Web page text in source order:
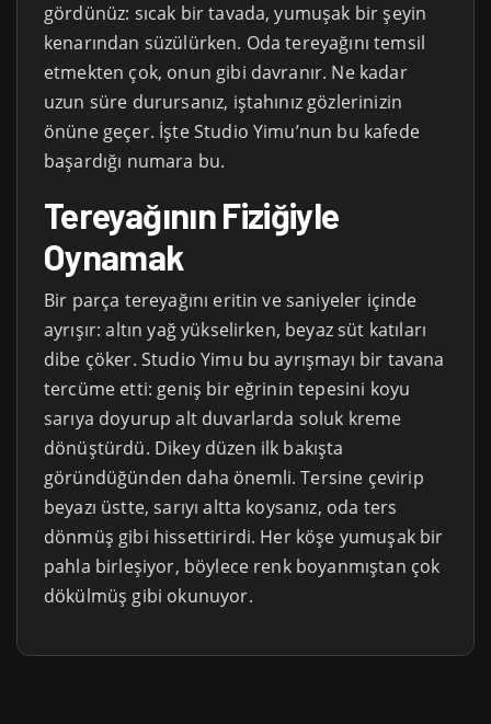
gördünüz: sıcak bir tavada, yumuşak bir şeyin
kenarından süzülürken. Oda tereyağını temsil
etmekten çok, onun gibi davranır. Ne kadar
uzun süre durursanız, iştahınız gözlerinizin
önüne geçer. İşte Studio Yimu’nun bu kafede
başardığı numara bu.
Tereyağının Fiziğiyle
Oynamak
Bir parça tereyağını eritin ve saniyeler içinde
ayrışır: altın yağ yükselirken, beyaz süt katıları
dibe çöker. Studio Yimu bu ayrışmayı bir tavana
tercüme etti: geniş bir eğrinin tepesini koyu
sarıya doyurup alt duvarlarda soluk kreme
dönüştürdü. Dikey düzen ilk bakışta
göründüğünden daha önemli. Tersine çevirip
beyazı üstte, sarıyı altta koysanız, oda ters
dönmüş gibi hissettirirdi. Her köşe yumuşak bir
pahla birleşiyor, böylece renk boyanmıştan çok
dökülmüş gibi okunuyor.